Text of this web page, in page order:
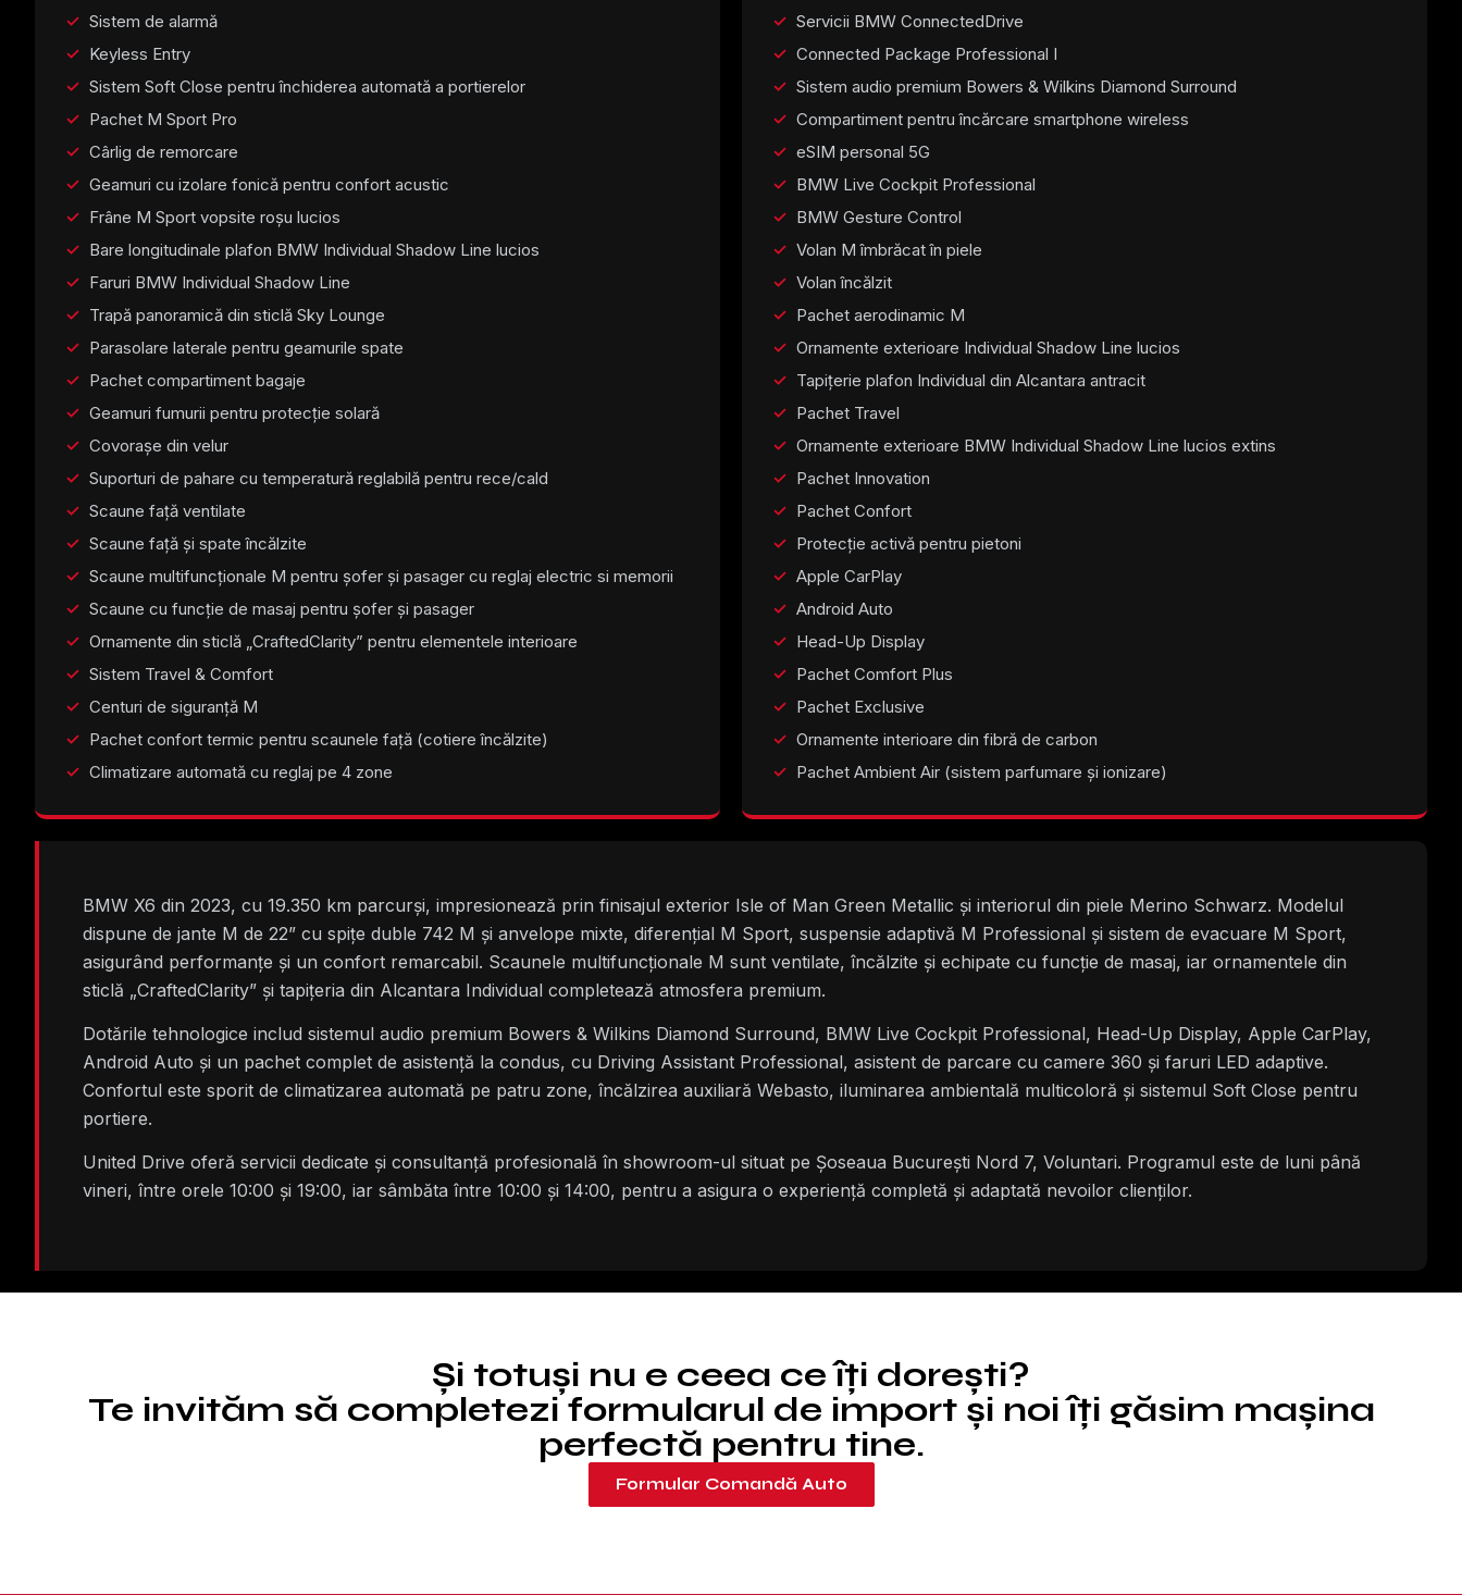
Sistem de alarmă
Keyless Entry
Sistem Soft Close pentru închiderea automată a portierelor
Pachet M Sport Pro
Cârlig de remorcare
Geamuri cu izolare fonică pentru confort acustic
Frâne M Sport vopsite roșu lucios
Bare longitudinale plafon BMW Individual Shadow Line lucios
Faruri BMW Individual Shadow Line
Trapă panoramică din sticlă Sky Lounge
Parasolare laterale pentru geamurile spate
Pachet compartiment bagaje
Geamuri fumurii pentru protecție solară
Covorașe din velur
Suporturi de pahare cu temperatură reglabilă pentru rece/cald
Scaune față ventilate
Scaune față și spate încălzite
Scaune multifuncționale M pentru șofer și pasager cu reglaj electric si memorii
Scaune cu funcție de masaj pentru șofer și pasager
Ornamente din sticlă „CraftedClarity” pentru elementele interioare
Sistem Travel & Comfort
Centuri de siguranță M
Pachet confort termic pentru scaunele față (cotiere încălzite)
Climatizare automată cu reglaj pe 4 zone
Servicii BMW ConnectedDrive
Connected Package Professional I
Sistem audio premium Bowers & Wilkins Diamond Surround
Compartiment pentru încărcare smartphone wireless
eSIM personal 5G
BMW Live Cockpit Professional
BMW Gesture Control
Volan M îmbrăcat în piele
Volan încălzit
Pachet aerodinamic M
Ornamente exterioare Individual Shadow Line lucios
Tapițerie plafon Individual din Alcantara antracit
Pachet Travel
Ornamente exterioare BMW Individual Shadow Line lucios extins
Pachet Innovation
Pachet Confort
Protecție activă pentru pietoni
Apple CarPlay
Android Auto
Head-Up Display
Pachet Comfort Plus
Pachet Exclusive
Ornamente interioare din fibră de carbon
Pachet Ambient Air (sistem parfumare și ionizare)
BMW X6 din 2023, cu 19.350 km parcurși, impresionează prin finisajul exterior Isle of Man Green Metallic și interiorul din piele Merino Schwarz. Modelul
dispune de jante M de 22” cu spițe duble 742 M și anvelope mixte, diferențial M Sport, suspensie adaptivă M Professional și sistem de evacuare M Sport,
asigurând performanțe și un confort remarcabil. Scaunele multifuncționale M sunt ventilate, încălzite și echipate cu funcție de masaj, iar ornamentele din
sticlă „CraftedClarity” și tapițeria din Alcantara Individual completează atmosfera premium.
Dotările tehnologice includ sistemul audio premium Bowers & Wilkins Diamond Surround, BMW Live Cockpit Professional, Head-Up Display, Apple CarPlay,
Android Auto și un pachet complet de asistență la condus, cu Driving Assistant Professional, asistent de parcare cu camere 360 și faruri LED adaptive.
Confortul este sporit de climatizarea automată pe patru zone, încălzirea auxiliară Webasto, iluminarea ambientală multicoloră și sistemul Soft Close pentru
portiere.
United Drive oferă servicii dedicate și consultanță profesională în showroom-ul situat pe Șoseaua București Nord 7, Voluntari. Programul este de luni până
vineri, între orele 10:00 și 19:00, iar sâmbăta între 10:00 și 14:00, pentru a asigura o experiență completă și adaptată nevoilor clienților.
Și totuși nu e ceea ce îți dorești?
Te invităm să completezi formularul de import și noi îți găsim mașina
perfectă pentru tine.
Formular Comandă Auto